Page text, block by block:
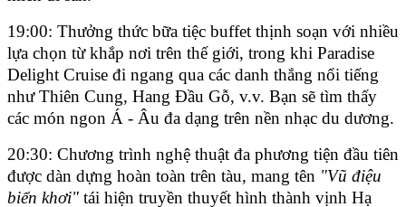
19:00: Thưởng thức bữa tiệc buffet thịnh soạn với nhiều
lựa chọn từ khắp nơi trên thế giới, trong khi Paradise
Delight Cruise đi ngang qua các danh thắng nổi tiếng
như Thiên Cung, Hang Đầu Gỗ, v.v. Bạn sẽ tìm thấy
các món ngon Á - Âu đa dạng trên nền nhạc du dương.
20:30: Chương trình nghệ thuật đa phương tiện đầu tiên
được dàn dựng hoàn toàn trên tàu, mang tên "Vũ điệu
biển khơi" tái hiện truyền thuyết hình thành vịnh Hạ